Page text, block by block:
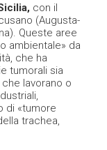
con il
(Augusta-
Queste aree
ambientale» da
che ha
tumorali sia
lavorano o
di «tumore
trachea,